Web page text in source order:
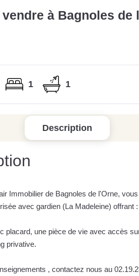
à Bagnoles de
1 1
Description
Immobilier de Bagnoles de l'Orne,
avec gardien (La Madeleine) offrant :
placard, une pièce de vie avec accès
privative.
, contactez nous au